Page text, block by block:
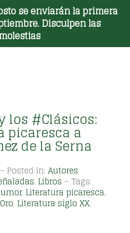
se enviarán la primera
Disculpen las
Toggle Menu
los #Clásicos:
picaresca a
de la Serna
Posted in: Autores
, Libros – Tags:
, Literatura picaresca,
, Literatura siglo XX,